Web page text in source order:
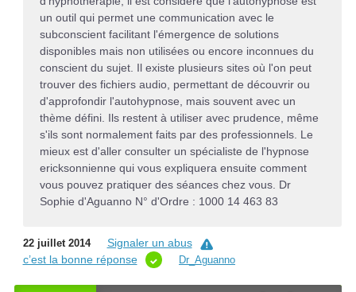
un outil qui permet une communication avec le
subconscient facilitant l'émergence de solutions
disponibles mais non utilisées ou encore inconnues du
conscient du sujet. Il existe plusieurs sites où l'on peut
trouver des fichiers audio, permettant de découvrir ou
d'approfondir l'autohypnose, mais souvent avec un
thème défini. Ils restent à utiliser avec prudence, même
s'ils sont normalement faits par des professionnels. Le
mieux est d'aller consulter un spécialiste de l'hypnose
ericksonnienne qui vous expliquera ensuite comment
vous pouvez pratiquer des séances chez vous. Dr
Sophie d'Aguanno N° d'Ordre : 1000 14 463 83
22 juillet 2014
Signaler un abus
c’est la bonne réponse
Dr_Aguanno